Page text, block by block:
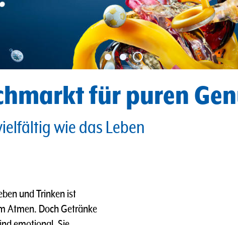
für puren
wie das Leben
und Trinken ist
Atmen. Doch Getränke